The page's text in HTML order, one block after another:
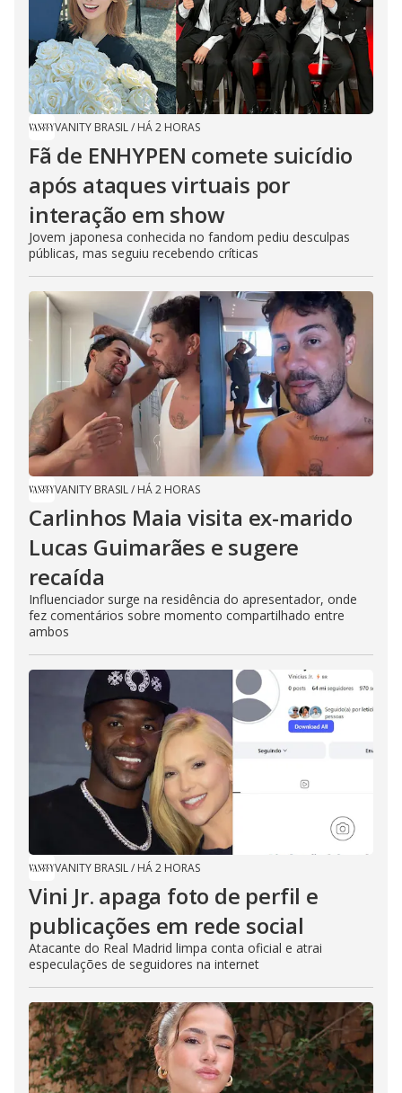
VANITY BRASIL/ HÁ 2 HORAS
Fã de ENHYPEN comete suicídio
após ataques virtuais por
interação em show
Jovem japonesa conhecida no fandom pediu desculpas
públicas, mas seguiu recebendo críticas
VANITY BRASIL/ HÁ 2 HORAS
Carlinhos Maia visita ex-marido
Lucas Guimarães e sugere
recaída
Influenciador surge na residência do apresentador, onde
fez comentários sobre momento compartilhado entre
ambos
VANITY BRASIL/ HÁ 2 HORAS
Vini Jr. apaga foto de perfil e
publicações em rede social
Atacante do Real Madrid limpa conta oficial e atrai
especulações de seguidores na internet